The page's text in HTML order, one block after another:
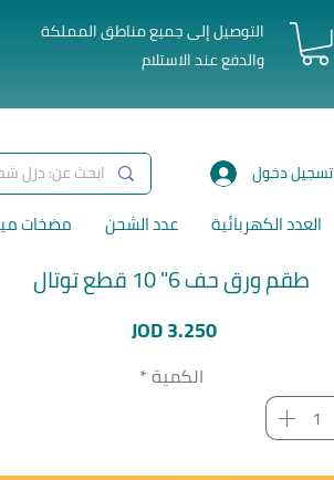
التوصيل إلى جميع مناطق المملكة
والدفع عند الاستلام
تسجيل دخول
العدد الكهربائية عدد الشحن مضخات
طقم ورق حف 6" 10 قطع توتال
JOD 3.250السعر
الكمية*